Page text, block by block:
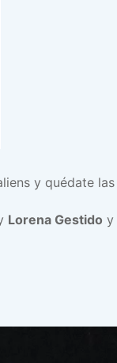
y quédate
Lorena Gestido y